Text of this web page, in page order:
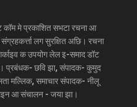
कॉम मे प्रकाशित सभटा रचना आ
लग सुरक्षित अछि। रचना
क उपयोग लेल इ-समाद डॉट
प्रबंधक- छवि झा, संपादक- कुमुद
मल्लिक, समाचार संपादक- नीलू
आ संचालन - जया झा।